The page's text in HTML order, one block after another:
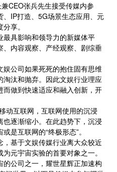
CEO张兵先生接受传媒内参
IP打造、5G场景生态应用、元
享。
具影响和领导力的新媒体平
内容观察、产经观察、剧综垂
公司如果死死的抱住固有思维
汰和抛弃。因此文娱行业理应
做到快速适应和融入创新，开
动互联网，互联网使用的沉浸
逐渐缩小。在此趋势下，沉浸
是互联网的“终极形态”。
基于文娱传媒行业离大众较近
元宇宙实验的首要对象之一。
公司之一，耀世星辉正加速构